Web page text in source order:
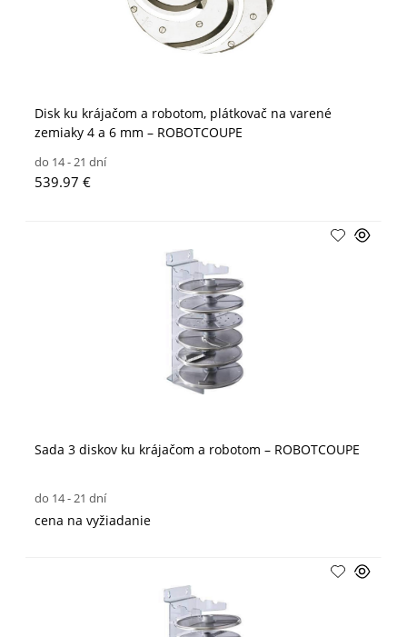
Disk ku krájačom a robotom, plátkovač na varené
zemiaky 4 a 6 mm – ROBOTCOUPE
do 14 - 21 dní
539.97 €
Sada 3 diskov ku krájačom a robotom – ROBOTCOUPE
do 14 - 21 dní
cena na vyžiadanie